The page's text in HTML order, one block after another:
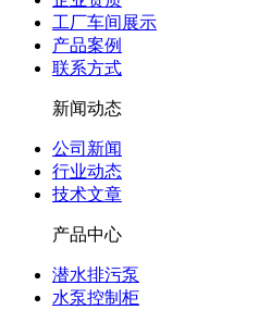
工厂车间展示
产品案例
联系方式
新闻动态
公司新闻
行业动态
技术文章
产品中心
潜水排污泵
水泵控制柜